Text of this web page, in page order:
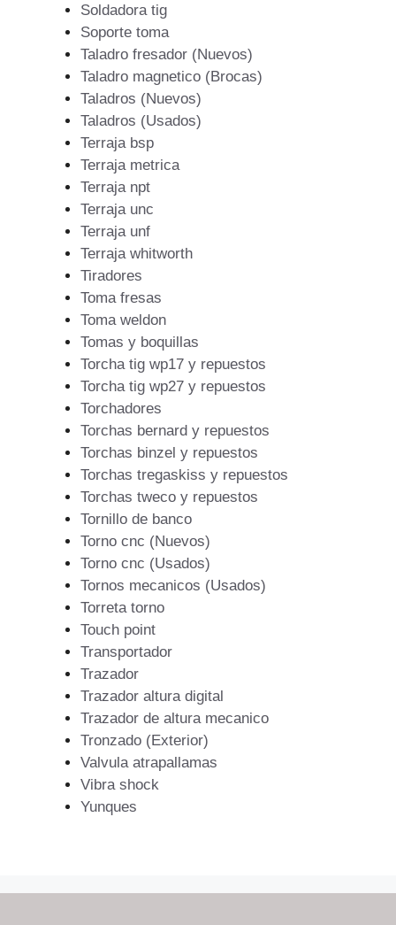
Soldadora tig
Soporte toma
Taladro fresador (Nuevos)
Taladro magnetico (Brocas)
Taladros (Nuevos)
Taladros (Usados)
Terraja bsp
Terraja metrica
Terraja npt
Terraja unc
Terraja unf
Terraja whitworth
Tiradores
Toma fresas
Toma weldon
Tomas y boquillas
Torcha tig wp17 y repuestos
Torcha tig wp27 y repuestos
Torchadores
Torchas bernard y repuestos
Torchas binzel y repuestos
Torchas tregaskiss y repuestos
Torchas tweco y repuestos
Tornillo de banco
Torno cnc (Nuevos)
Torno cnc (Usados)
Tornos mecanicos (Usados)
Torreta torno
Touch point
Transportador
Trazador
Trazador altura digital
Trazador de altura mecanico
Tronzado (Exterior)
Valvula atrapallamas
Vibra shock
Yunques